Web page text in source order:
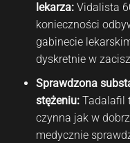
lekarza:Vidalista
konieczności
gabinecie
dyskretnie w
Sprawdzona
stężeniu:Tadalafil
czynna jak w
medycznie